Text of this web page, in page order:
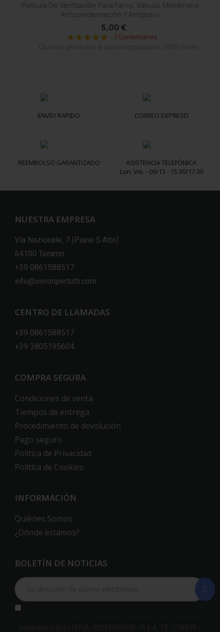
Película De Ventilación Para Faros, Válvula, Membrana
Anticondensación Y Antipolvo
5,00 €
star star star star star 7 Comentarios
ENVÍO RAPIDO CORREO EXPRESO
REEMBOLSO GARANTIZADO
ASISTENCIA TELEFÓNICA
Lun. Vie. - 09/13 - 15.30/17.30
NUESTRA EMPRESA
Via Nazionale, 7 (Piane S.Atto)
64100 Teramo
+39 0861588517
info@xenonpertutti.com
CENTRO DE LLAMADAS
+39 0861588517
+39 3805195604
COMPRA SEGURA
Condiciones de venta
Tiempos de entrega
Procedimiento de devolución
Pago seguro
Política de Privacidad
Política de Cookies
INFORMACIÓN
Quiénes Somos
¿Dónde estamos?
BOLETÍN DE NOTICIAS